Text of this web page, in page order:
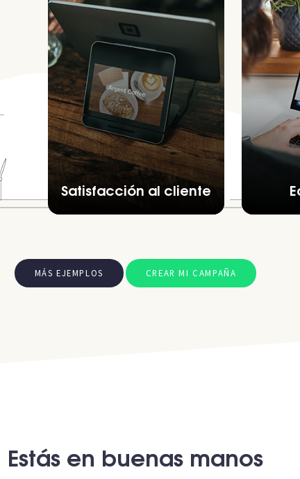
Satisfacción al cliente
MÁS EJEMPLOS CREAR MI CAMPAÑA
Estás en buenas manos